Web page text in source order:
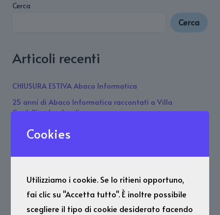
Cerca
Cerca
Articoli recenti
CHIUSURA ESTIVA Abaco Informatica
25 anni di Abaco Informatica raccontati a Villa
Cordellina Lombardi.
CHIUSURA AZIENDALE 2 Giugno
Commenti recenti
Cookies
Utilizziamo i cookie. Se lo ritieni opportuno,
fai clic su "Accetta tutto". È inoltre possibile
scegliere il tipo di cookie desiderato facendo